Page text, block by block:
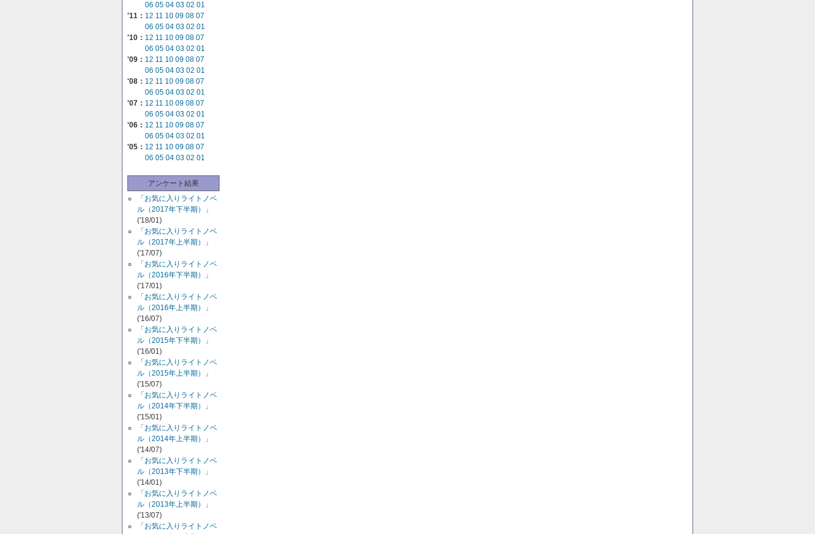
06 05 04 03 02 01
'11： 12 11 10 09 08 07
06 05 04 03 02 01
'10： 12 11 10 09 08 07
06 05 04 03 02 01
'09： 12 11 10 09 08 07
06 05 04 03 02 01
'08： 12 11 10 09 08 07
06 05 04 03 02 01
'07： 12 11 10 09 08 07
06 05 04 03 02 01
'06： 12 11 10 09 08 07
06 05 04 03 02 01
'05： 12 11 10 09 08 07
06 05 04 03 02 01
アンケート結果
「お気に入りライトノベ
ル（2017年下半期）」
('18/01)
「お気に入りライトノベ
ル（2017年上半期）」
('17/07)
「お気に入りライトノベ
ル（2016年下半期）」
('17/01)
「お気に入りライトノベ
ル（2016年上半期）」
('16/07)
「お気に入りライトノベ
ル（2015年下半期）」
('16/01)
「お気に入りライトノベ
ル（2015年上半期）」
('15/07)
「お気に入りライトノベ
ル（2014年下半期）」
('15/01)
「お気に入りライトノベ
ル（2014年上半期）」
('14/07)
「お気に入りライトノベ
ル（2013年下半期）」
('14/01)
「お気に入りライトノベ
ル（2013年上半期）」
('13/07)
「お気に入りライトノベ